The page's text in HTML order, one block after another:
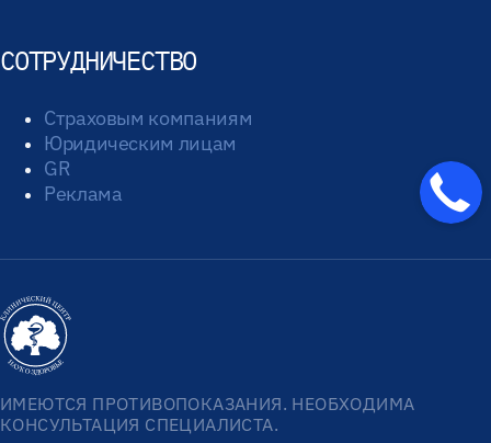
СОТРУДНИЧЕСТВО
Страховым компаниям
Юридическим лицам
GR
Реклама
ИМЕЮТСЯ ПРОТИВОПОКАЗАНИЯ. НЕОБХОДИМА
КОНСУЛЬТАЦИЯ СПЕЦИАЛИСТА.